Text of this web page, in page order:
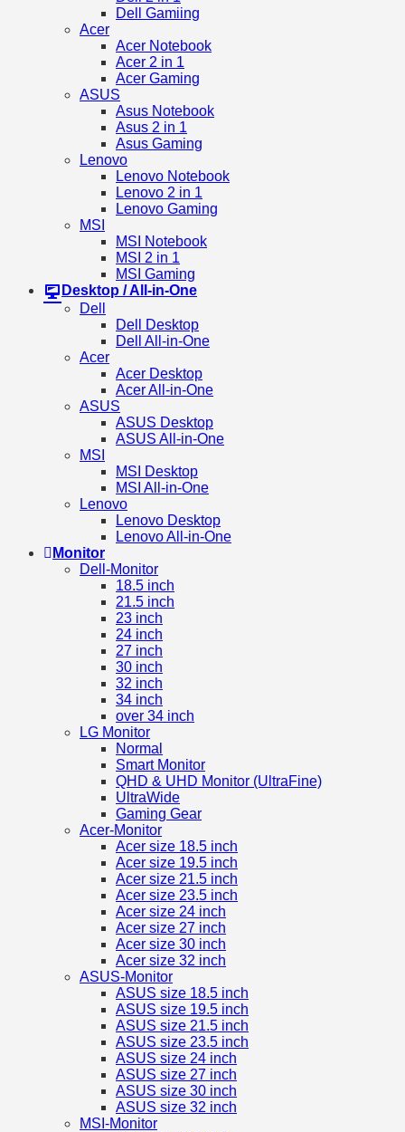
Dell Gamiing
Acer
Acer Notebook
Acer 2 in 1
Acer Gaming
ASUS
Asus Notebook
Asus 2 in 1
Asus Gaming
Lenovo
Lenovo Notebook
Lenovo 2 in 1
Lenovo Gaming
MSI
MSI Notebook
MSI 2 in 1
MSI Gaming
Desktop / All-in-One
Dell
Dell Desktop
Dell All-in-One
Acer
Acer Desktop
Acer All-in-One
ASUS
ASUS Desktop
ASUS All-in-One
MSI
MSI Desktop
MSI All-in-One
Lenovo
Lenovo Desktop
Lenovo All-in-One
Monitor
Dell-Monitor
18.5 inch
21.5 inch
23 inch
24 inch
27 inch
30 inch
32 inch
34 inch
over 34 inch
LG Monitor
Normal
Smart Monitor
QHD & UHD Monitor (UltraFine)
UltraWide
Gaming Gear
Acer-Monitor
Acer size 18.5 inch
Acer size 19.5 inch
Acer size 21.5 inch
Acer size 23.5 inch
Acer size 24 inch
Acer size 27 inch
Acer size 30 inch
Acer size 32 inch
ASUS-Monitor
ASUS size 18.5 inch
ASUS size 19.5 inch
ASUS size 21.5 inch
ASUS size 23.5 inch
ASUS size 24 inch
ASUS size 27 inch
ASUS size 30 inch
ASUS size 32 inch
MSI-Monitor